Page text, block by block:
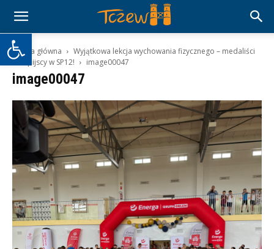
Otwórz pasek narzędzi
Strona główna
Wyjątkowa lekcja wychowania fizycznego – medaliści
olimpijscy w SP12!
image00047
image00047